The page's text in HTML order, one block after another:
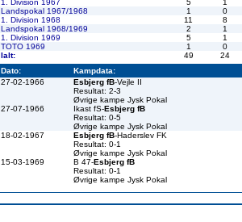
1. Division 1967
5 1
Landspokal 1967/1968
1 0
1. Division 1968
11 8
Landspokal 1968/1969
2 1
1. Division 1969
5 1
TOTO 1969
1 0
Ialt:
49 24
Dato:
Kampdata:
27-02-1966
Esbjerg fB-Vejle II
Resultat: 2-3
Øvrige kampe Jysk Pokal
27-07-1966 Ikast fS-Esbjerg fB
Resultat: 0-5
Øvrige kampe Jysk Pokal
18-02-1967 Esbjerg fB-Haderslev FK
Resultat: 0-1
Øvrige kampe Jysk Pokal
15-03-1969 B 47-Esbjerg fB
Resultat: 0-1
Øvrige kampe Jysk Pokal